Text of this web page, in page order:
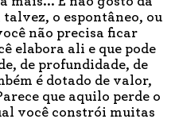
talvez, o espontâneo, ou
não precisa ficar
elabora ali e que pode
de profundidade, de
é dotado de valor,
que aquilo perde o
você constrói muitas